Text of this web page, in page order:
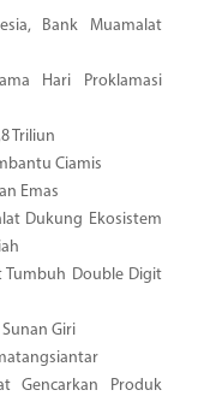
Bank Muamalat
Hari Proklamasi
Triliun
Ciamis
Emas
Dukung Ekosistem
Tumbuh Double Digit
Giri
Gencarkan Produk